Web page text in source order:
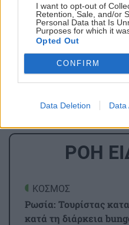
I want to opt-out of
Retention, Sale, and/or
Personal Data that Is
Purposes for which it
Opted Out
CONFIRM
Data Deletion Data
Ακολουθήστε το
μάθετε πρώτοι όλες
και όχι μόνο.
Ακίνητα Ενφια
ΡΟΗ
ΚΟΣΜΟΣ
Ρωσία: Τουρίστας
κατά τη διάρκεια